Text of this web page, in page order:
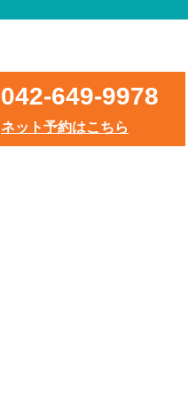
042-649-9978
ネット予約はこちら